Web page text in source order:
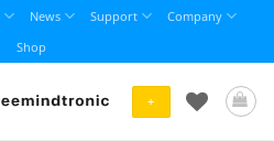
News Support
Company
Shop
+